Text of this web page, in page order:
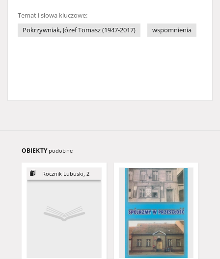
Temat i słowa kluczowe:
Pokrzywniak, Józef Tomasz (1947-2017)
wspomnienia
OBIEKTY podobne
Rocznik Lubuski, 2